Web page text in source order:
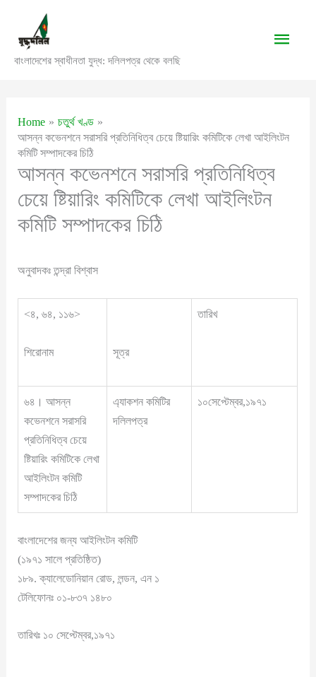
content
বাংলাদেশের স্বাধীনতা যুদ্ধ: দলিলপত্র থেকে বলছি
Main
Home
চতুর্থ খণ্ড
আসন্ন কভেনশনে সরাসরি প্রতিনিধিত্ব চেয়ে ষ্টিয়ারিং কমিটিকে লেখা আইলিংটন
কমিটি সম্পাদকের চিঠি
আসন্ন কভেনশনে সরাসরি প্রতিনিধিত্ব
চেয়ে ষ্টিয়ারিং কমিটিকে লেখা আইলিংটন
কমিটি সম্পাদকের চিঠি
অনুবাদকঃ তন্দ্রা বিশ্বাস
<৪, ৬৪, ১১৬>
শিরোনাম সূত্র
তারিখ
৬৪। আসন্ন
কভেনশনে সরাসরি
প্রতিনিধিত্ব চেয়ে
ষ্টিয়ারিং কমিটিকে লেখা
আইলিংটন কমিটি
সম্পাদকের চিঠি
এ্যাকশন কমিটির
দলিলপত্র
১০সেপ্টেম্বর,১৯৭১
বাংলাদেশের জন্য আইলিংটন কমিটি
(১৯৭১ সালে প্রতিষ্ঠিত)
১৮৯. ক্যালেডোনিয়ান রোড, লন্ডন, এন ১
টেলিফোনঃ ০১-৮৩৭ ১৪৮০
তারিখঃ ১০ সেপ্টেম্বর,১৯৭১